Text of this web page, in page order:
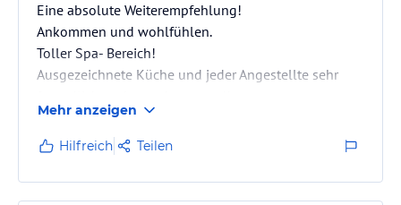
Eine absolute Weiterempfehlung!
Ankommen und wohlfühlen.
Toller Spa- Bereich!
Ausgezeichnete Küche und jeder Angestellte sehr
Mehr anzeigen
Hilfreich Teilen